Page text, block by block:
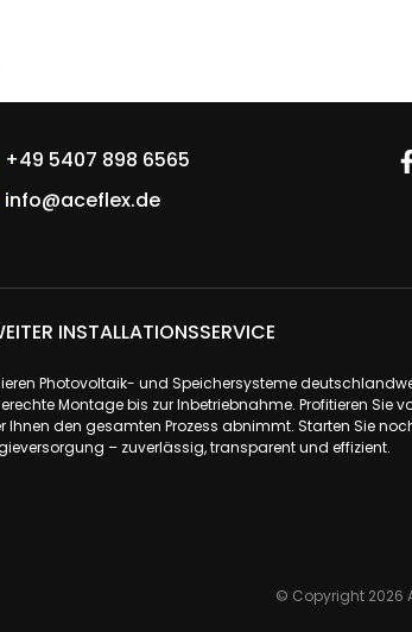
+49 5407 898 6565
info@aceflex.de
INSTALLATIONSSERVICE
Photovoltaik- und Speichersysteme
Montage bis zur Inbetriebnahme. Profitieren Sie
Ihnen den gesamten Prozess abnimmt. Starten Sie
– zuverlässig, transparent und effizient.
© Copyright 2026